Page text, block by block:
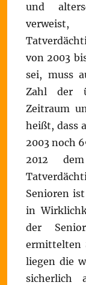
und
von 2003
sei, muss
Zahl der
Zeitraum
heißt, dass
2003 noch
2012
Senioren
in
der
ermittelten
liegen die
sicherlich